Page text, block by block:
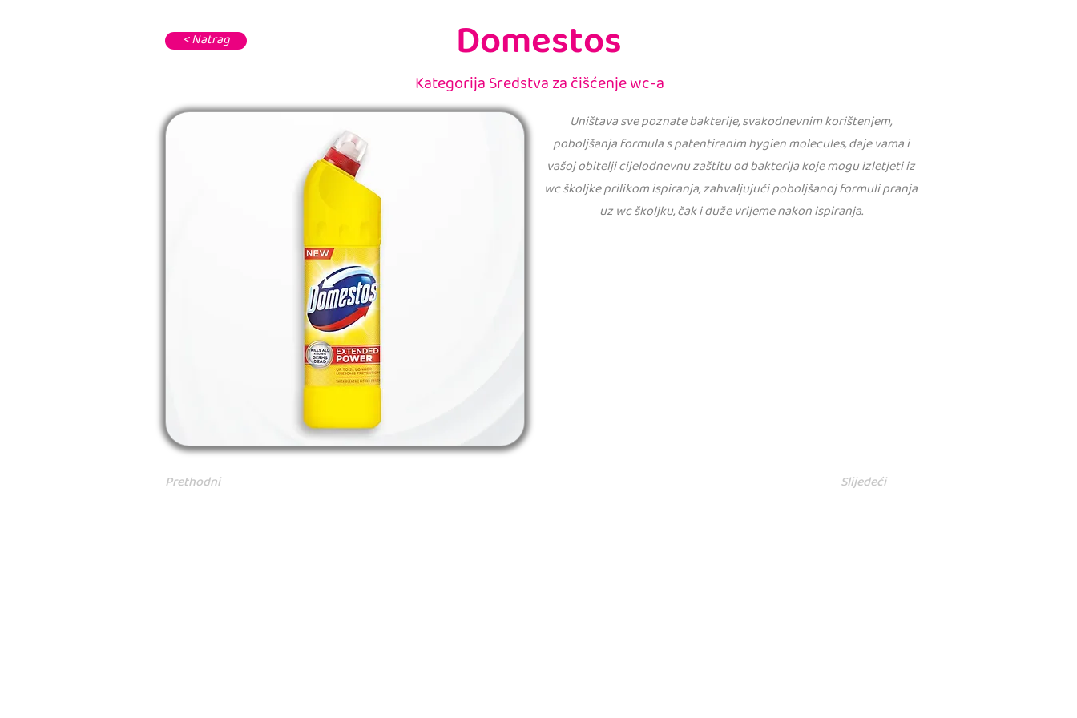
< Natrag Domestos
Kategorija Sredstva za čišćenje wc-a
Prethodni
Uništava sve poznate bakterije, svakodnevnim korištenjem,
poboljšanja formula s patentiranim hygien molecules, daje vama i
vašoj obitelji cijelodnevnu zaštitu od bakterija koje mogu izletjeti iz
wc školjke prilikom ispiranja, zahvaljujući poboljšanoj formuli pranja
uz wc školjku, čak i duže vrijeme nakon ispiranja.
Slijedeći